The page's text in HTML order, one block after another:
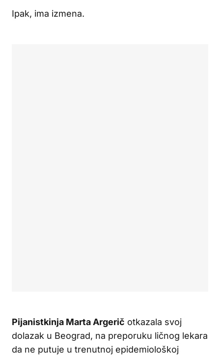
Ipak, ima izmena.
Pijanistkinja Marta Argerič otkazala svoj
dolazak u Beograd, na preporuku ličnog lekara
da ne putuje u trenutnoj epidemiološkoj